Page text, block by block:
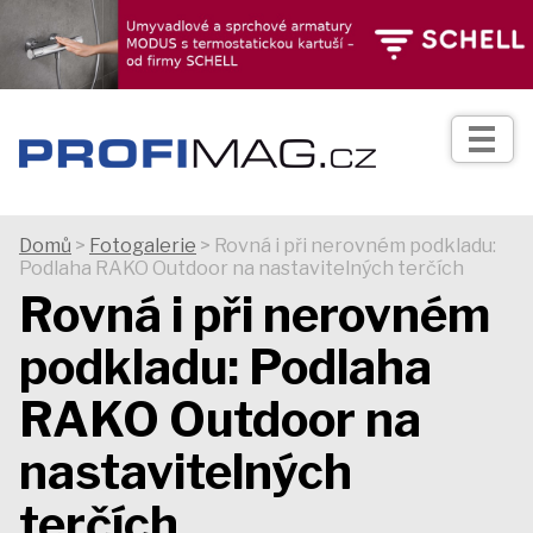
TIPY
Praxe
Fotogalerie
Produkty
Prodejní
Domů > Fotogalerie > Rovná i při nerovném podkladu:
Podlaha RAKO Outdoor na nastavitelných terčích
Rovná i při nerovném
podkladu: Podlaha
RAKO Outdoor na
nastavitelných